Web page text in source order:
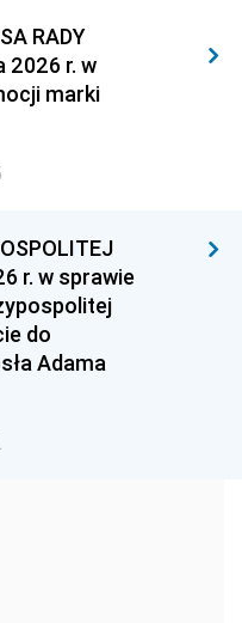
2009
2006
1994
1991
1985
RADY
2026 r. w
marki
r. w sprawie
do
Adama